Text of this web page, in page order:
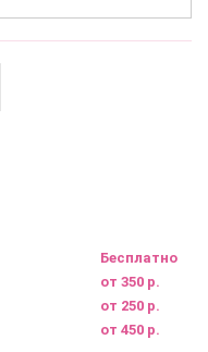
Бесплатно
от 350 р.
от 250 р.
от 450 р.